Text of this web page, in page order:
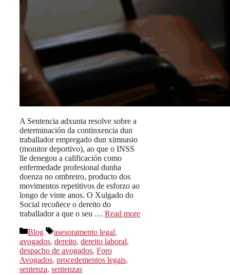
A Sentencia adxunta resolve sobre a
determinación da continxencia dun
traballador empregado dun ximnasio
(monitor deportivo), ao que o INSS
lle denegou a calificación como
enfermedade profesional dunha
doenza no ombreiro, producto dos
movimentos repetitivos de esforzo ao
longo de vinte anos. O Xulgado do
Social recoñece o dereito do
traballador a que o seu … Read more
Categorías
Blog Etiquetas
asesoramento legal,
avogados, dereito, dereito laboral,
despacho de avogados, Foro
Avogados, procedementos legais,
sentenza, sentenzas